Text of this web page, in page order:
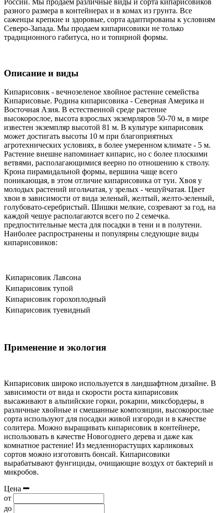
разного размера в контейнерах и в комах из грунта. Все
саженцы крепкие и здоровые, сорта адаптированы к условиям
Северо-Запада. Мы продаем кипарисовики не только
традиционного габитуса, но и топирной формы.
Описание и виды
Кипарисовик - вечнозеленое хвойное растение семейства
Кипарисовые. Родина кипарисовика - Северная Америка и
Восточная Азия. В естественной среде растение
высокорослое, высота взрослых экземрляров 50-70 м, в мире
известен экземпляр высотой 81 м. В культуре кипарисовик
может достигать высоты 10 м при благоприятных
агротехнических условиях, в более умеренном климате - 5 м.
Растение внешне напоминает кипарис, но с более плоскими
ветвями, располагающимися веерно по отношению к стволу.
Крона пирамидальной формы, вершина чаще всего
поникающая, в этом отличие кипарисовика от туи. Хвоя у
молодых растений игольчатая, у зрелых - чешуйчатая. Цвет
хвои в зависимости от вида зеленый, желтый, желто-зеленый,
голубовато-серебристый. Шишки мелкие, созревают за год, на
каждой чешуе располагаются всего по 2 семечка.
предпостительные места для посадки в тени и в полутени.
Наиболее распространены и популярны следующие виды
кипарисовиков:
Кипарисовик Лавсона
Кипарисовик тупой
Кипарисовик горохоплодный
Кипарисовик туевидный
Применение и экология
Кипарисовик широко используется в ландшафтном дизайне. В
зависимости от вида и скорости роста кипарисовик
высаживают в альпийские горки, рокарии, миксбордеры, в
различные хвойные и смешанные композиции, высокорослые
сорта используют для посадки живой изгороди и в качестве
солитера. Можно выращивать кипарисовик в контейнере,
использовать в качестве Новогоднего дерева и даже как
комнатное растение! Из медленнорастущих карликовых
сортов можно изготовить бонсай. Кипарисовики
вырабатывают фунгициды, очищающие воздух от бактерий и
микробов.
Цена
от
до